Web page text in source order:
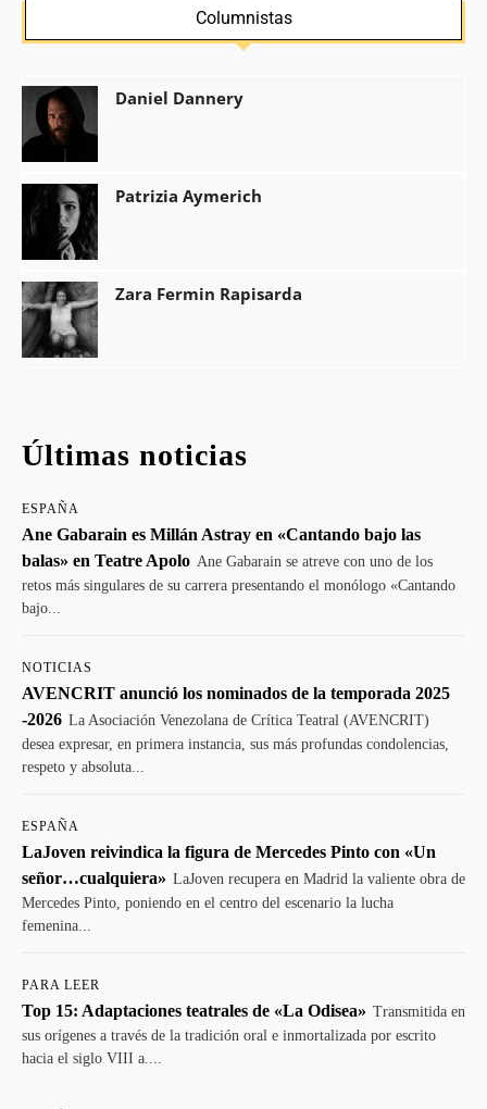
Columnistas
Daniel Dannery
Patrizia Aymerich
Zara Fermin Rapisarda
Últimas noticias
ESPAÑA
Ane Gabarain es Millán Astray en «Cantando bajo las
balas» en Teatre Apolo Ane Gabarain se atreve con uno de los
retos más singulares de su carrera presentando el monólogo «Cantando
bajo...
NOTICIAS
AVENCRIT anunció los nominados de la temporada 2025
-2026 La Asociación Venezolana de Crítica Teatral (AVENCRIT)
desea expresar, en primera instancia, sus más profundas condolencias,
respeto y absoluta...
ESPAÑA
LaJoven reivindica la figura de Mercedes Pinto con «Un
señor…cualquiera» LaJoven recupera en Madrid la valiente obra de
Mercedes Pinto, poniendo en el centro del escenario la lucha
femenina...
PARA LEER
Top 15: Adaptaciones teatrales de «La Odisea» Transmitida en
sus orígenes a través de la tradición oral e inmortalizada por escrito
hacia el siglo VIII a....